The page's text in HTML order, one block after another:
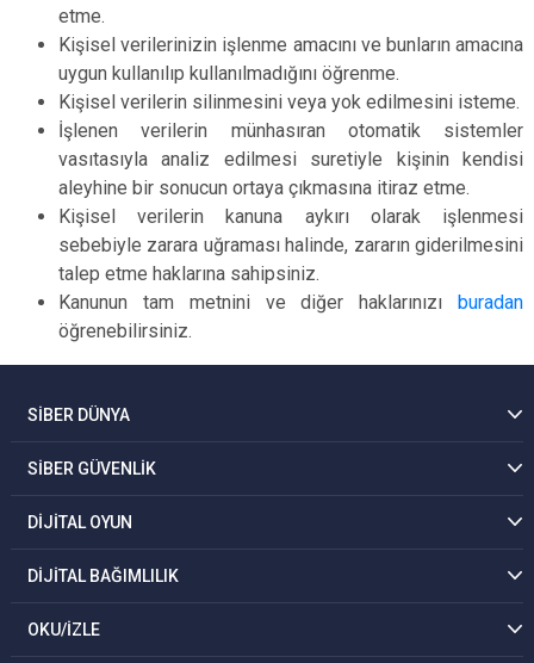
etme.
Kişisel verilerinizin işlenme amacını ve bunların amacına
uygun kullanılıp kullanılmadığını öğrenme.
Kişisel verilerin silinmesini veya yok edilmesini isteme.
İşlenen verilerin münhasıran otomatik sistemler
vasıtasıyla analiz edilmesi suretiyle kişinin kendisi
aleyhine bir sonucun ortaya çıkmasına itiraz etme.
Kişisel verilerin kanuna aykırı olarak işlenmesi
sebebiyle zarara uğraması halinde, zararın giderilmesini
talep etme haklarına sahipsiniz.
Kanunun tam metnini ve diğer haklarınızı buradan
öğrenebilirsiniz.
SİBER DÜNYA
SİBER GÜVENLİK
DİJİTAL OYUN
DİJİTAL BAĞIMLILIK
OKU/İZLE